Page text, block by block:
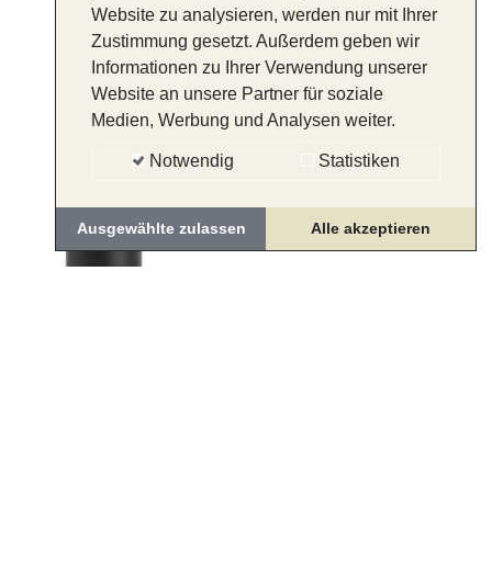
Website zu analysieren, werden nur mit Ihrer
Zustimmung gesetzt. Außerdem geben wir
Informationen zu Ihrer Verwendung unserer
Website an unsere Partner für soziale
Medien, Werbung und Analysen weiter.
Notwendig Statistiken
Ausgewählte zulassen Alle akzeptieren